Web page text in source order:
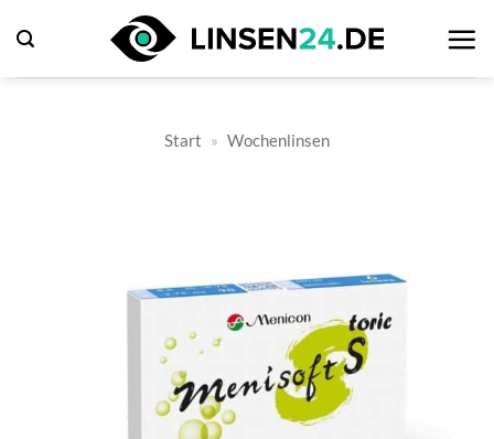
Inhalt
springen
Start » Wochenlinsen